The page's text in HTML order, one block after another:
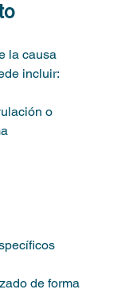
la causa
incluir:
o
de forma